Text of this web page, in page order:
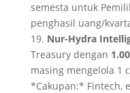
semesta untuk
penghasil uang/
19. Nur-Hydra
Treasury dengan
masing mengelola 1
*Cakupan:* Fintech,